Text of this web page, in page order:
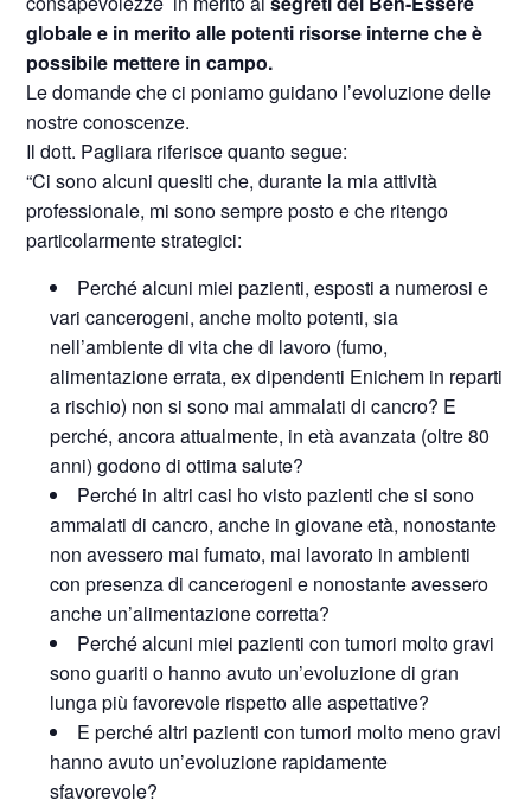
globale e in merito alle potenti risorse interne che è
possibile mettere in campo.
Le domande che ci poniamo guidano l’evoluzione delle
nostre conoscenze.
Il dott. Pagliara riferisce quanto segue:
“Ci sono alcuni quesiti che, durante la mia attività
professionale, mi sono sempre posto e che ritengo
particolarmente strategici:
Perché alcuni miei pazienti, esposti a numerosi e
vari cancerogeni, anche molto potenti, sia
nell’ambiente di vita che di lavoro (fumo,
alimentazione errata, ex dipendenti Enichem in reparti
a rischio) non si sono mai ammalati di cancro? E
perché, ancora attualmente, in età avanzata (oltre 80
anni) godono di ottima salute?
Perché in altri casi ho visto pazienti che si sono
ammalati di cancro, anche in giovane età, nonostante
non avessero mai fumato, mai lavorato in ambienti
con presenza di cancerogeni e nonostante avessero
anche un’alimentazione corretta?
Perché alcuni miei pazienti con tumori molto gravi
sono guariti o hanno avuto un’evoluzione di gran
lunga più favorevole rispetto alle aspettative?
E perché altri pazienti con tumori molto meno gravi
hanno avuto un’evoluzione rapidamente
sfavorevole?